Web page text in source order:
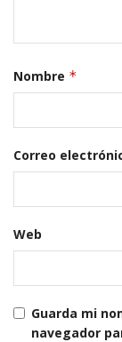
Nombre *
Correo
Web
Guarda mi
navegador